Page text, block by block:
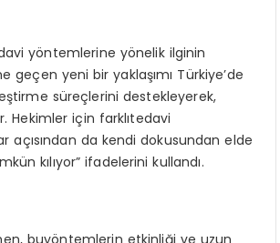
yöntemlerine yönelik ilginin
geçen yeni bir yaklaşımı Türkiye’de
süreçlerini destekleyerek,
Hekimler için farklıtedavi
da kendi dokusundan elde
kılıyor” ifadelerini kullandı.